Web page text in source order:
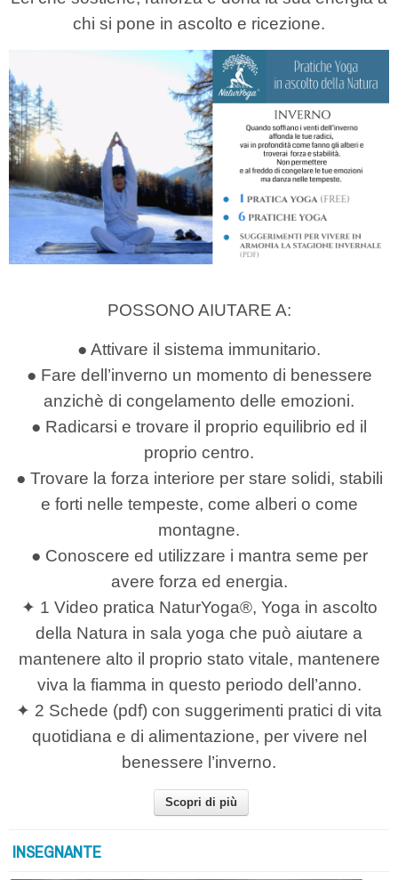
chi si pone in ascolto e ricezione.
POSSONO AIUTARE A:
● Attivare il sistema immunitario.
● Fare dell’inverno un momento di benessere
anzichè di congelamento delle emozioni.
● Radicarsi e trovare il proprio equilibrio ed il
proprio centro.
● Trovare la forza interiore per stare solidi, stabili
e forti nelle tempeste, come alberi o come
montagne.
● Conoscere ed utilizzare i mantra seme per
avere forza ed energia.
✦ 1 Video pratica NaturYoga®, Yoga in ascolto
della Natura in sala yoga che può aiutare a
mantenere alto il proprio stato vitale, mantenere
viva la fiamma in questo periodo dell’anno.
✦ 2 Schede (pdf) con suggerimenti pratici di vita
quotidiana e di alimentazione, per vivere nel
benessere l’inverno.
Scopri di più
INSEGNANTE